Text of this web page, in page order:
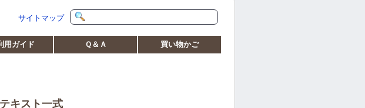
サイトマップ
用ガイド Ｑ＆Ａ 買い物かご
キスト一式